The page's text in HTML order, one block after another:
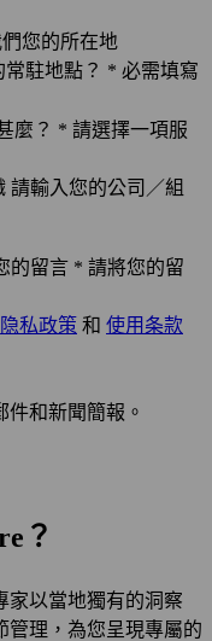
您的所在地
常駐地點？ * 必需填寫
麼？ * 請選擇一項服
請輸入您的公司／組
的留言 * 請將您的留
隐私政策 和 使用条款
件和新聞簡報。
？
家以當地獨有的洞察
管理，為您呈現專屬的